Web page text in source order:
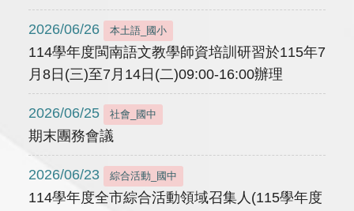
2026/06/26 本土語_國小
114學年度閩南語文教學師資培訓研習於115年7
月8日(三)至7月14日(二)09:00-16:00辦理
2026/06/25 社會_國中
期末團務會議
2026/06/23 綜合活動_國中
114學年度全市綜合活動領域召集人(115學年度